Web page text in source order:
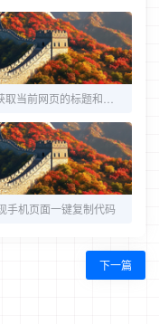
手机页面一键复制代码
下一篇